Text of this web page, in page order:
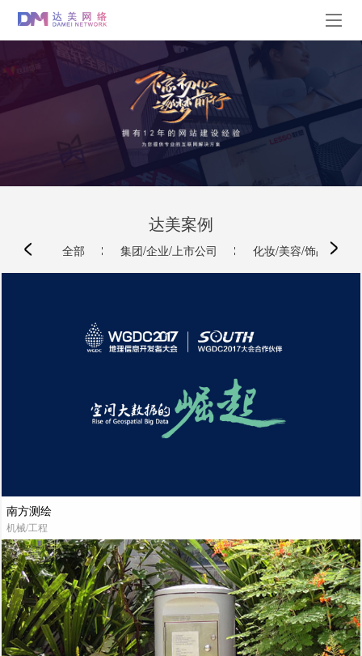
达美案例
全部 集团/企业/上市公司 化妆/美容/饰品
南方测绘
机械/工程